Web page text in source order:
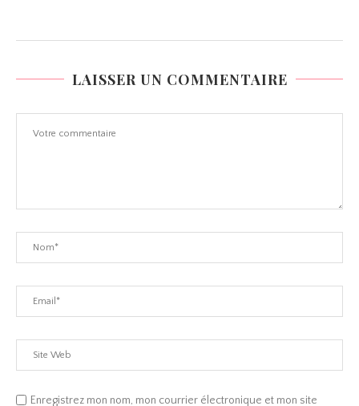
LAISSER UN COMMENTAIRE
Enregistrez mon nom, mon courrier électronique et mon site